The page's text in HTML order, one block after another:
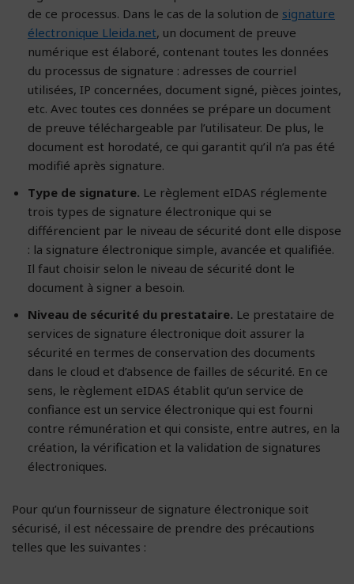
de ce processus. Dans le cas de la solution de signature
électronique Lleida.net, un document de preuve
numérique est élaboré, contenant toutes les données
du processus de signature : adresses de courriel
utilisées, IP concernées, document signé, pièces jointes,
etc. Avec toutes ces données se prépare un document
de preuve téléchargeable par l’utilisateur. De plus, le
document est horodaté, ce qui garantit qu’il n’a pas été
modifié après signature.
Type de signature. Le règlement eIDAS réglemente
trois types de signature électronique qui se
différencient par le niveau de sécurité dont elle dispose
: la signature électronique simple, avancée et qualifiée.
Il faut choisir selon le niveau de sécurité dont le
document à signer a besoin.
Niveau de sécurité du prestataire. Le prestataire de
services de signature électronique doit assurer la
sécurité en termes de conservation des documents
dans le cloud et d’absence de failles de sécurité. En ce
sens, le règlement eIDAS établit qu’un service de
confiance est un service électronique qui est fourni
contre rémunération et qui consiste, entre autres, en la
création, la vérification et la validation de signatures
électroniques.
Pour qu’un fournisseur de signature électronique soit
sécurisé, il est nécessaire de prendre des précautions
telles que les suivantes :